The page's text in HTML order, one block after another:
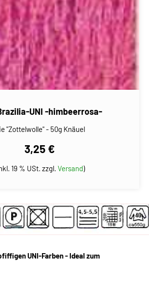
UNI -himbeerrosa-
"Zottelwolle" - 50g Knäuel
3,25 €
19 % USt. zzgl. Versand)
UNI-Farben - Ideal zum